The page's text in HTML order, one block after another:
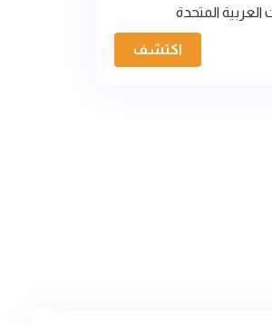
العربية المتحدة
اكتشف